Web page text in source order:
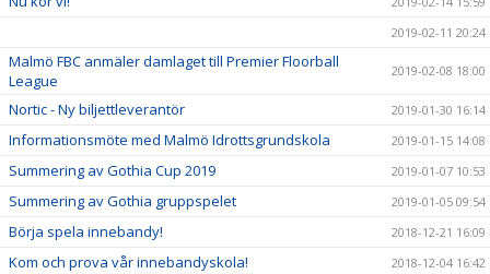
2019-02-11 20:24
Malmö FBC anmäler damlaget till Premier Floorball
League
2019-02-08 18:00
Nortic - Ny biljettleverantör 2019-01-30 16:14
Informationsmöte med Malmö Idrottsgrundskola 2019-01-15 14:08
Summering av Gothia Cup 2019 2019-01-07 10:53
Summering av Gothia gruppspelet 2019-01-05 09:54
Börja spela innebandy! 2018-12-21 16:09
Kom och prova vår innebandyskola! 2018-12-04 16:42